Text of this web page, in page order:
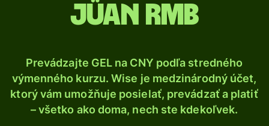
jüan RMB
Prevádzajte GEL na CNY podľa stredného
výmenného kurzu. Wise je medzinárodný účet,
ktorý vám umožňuje posielať, prevádzať a platiť
– všetko ako doma, nech ste kdekoľvek.